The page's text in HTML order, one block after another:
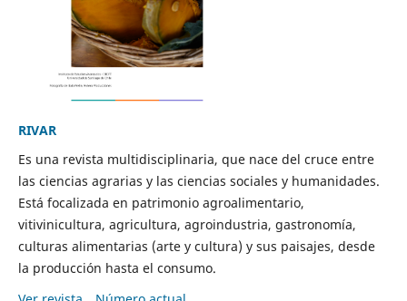
RIVAR
Es una revista multidisciplinaria, que nace del cruce entre
las ciencias agrarias y las ciencias sociales y humanidades.
Está focalizada en patrimonio agroalimentario,
vitivinicultura, agricultura, agroindustria, gastronomía,
culturas alimentarias (arte y cultura) y sus paisajes, desde
la producción hasta el consumo.